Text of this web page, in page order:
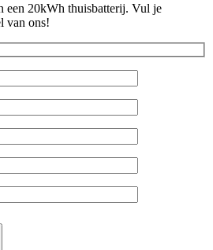
een 20kWh thuisbatterij. Vul je
van ons!